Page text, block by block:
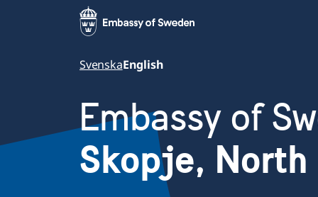
SvenskaEnglish
Embassy of
Skopje,